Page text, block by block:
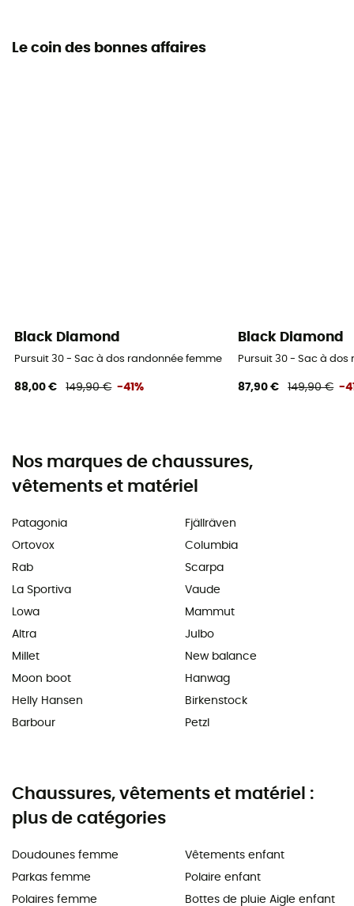
Le coin des bonnes affaires
Black Diamond
Pursuit 30 - Sac à dos randonnée femme
88,00 € 149,90 € -41%
Black Diamond
Pursuit 30 - Sac à
87,90 € 149,90 € -
Nos marques de chaussures,
vêtements et matériel
Patagonia
Ortovox
Rab
La Sportiva
Lowa
Altra
Millet
Moon boot
Helly Hansen
Barbour
Fjällräven
Columbia
Scarpa
Vaude
Mammut
Julbo
New balance
Hanwag
Birkenstock
Petzl
Chaussures, vêtements et matériel :
plus de catégories
Doudounes femme
Parkas femme
Polaires femme
Vêtements enfant
Polaire enfant
Bottes de pluie Aigle enfant